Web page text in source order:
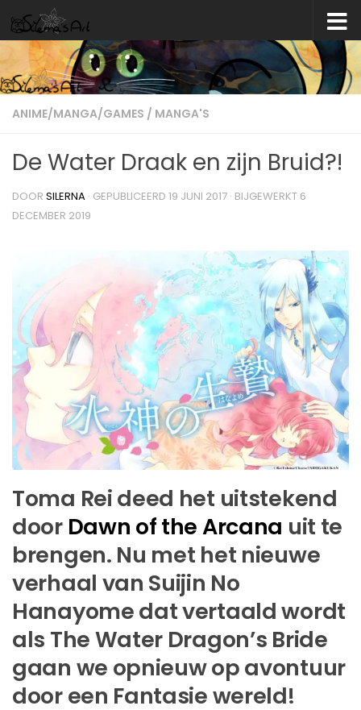
Skip to content
ANIME/MANGA/GAMES / MANGA'S
De Water Draak en zijn Bruid?!
DOOR SILERNA · GEPUBLICEERD 19 JUNI 2017 · BIJGEWERKT 6
DECEMBER 2019
Toma Rei deed het uitstekend
door Dawn of the Arcana uit te
brengen. Nu met het nieuwe
verhaal van Suijin No
Hanayome dat vertaald wordt
als The Water Dragon’s Bride
gaan we opnieuw op avontuur
door een Fantasie wereld!